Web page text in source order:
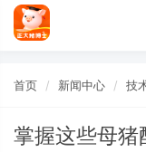
首页 新闻中心 技
掌握这些母猪